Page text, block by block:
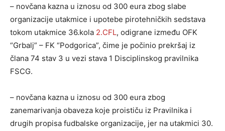
– novčana kazna u iznosu od 300 eura zbog slabe
organizacije utakmice i upotebe pirotehničkih sedstava
tokom utakmice 36.kola 2.CFL, odigrane između OFK
“Grbalj” – FK “Podgorica”, čime je počinio prekršaj iz
člana 74 stav 3 u vezi stava 1 Disciplinskog pravilnika
FSCG.
– novčana kazna u iznosu od 300 eura zbog
zanemarivanja obaveza koje proističu iz Pravilnika i
drugih propisa fudbalske organizacije, jer na utakmici 30.